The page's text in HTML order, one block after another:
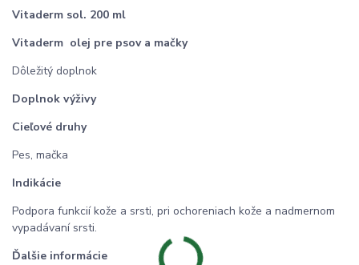
Vitaderm sol. 200 ml
Vitaderm olej pre psov a mačky
Dôležitý doplnok
Doplnok výživy
Cieľové druhy
Pes, mačka
Indikácie
Podpora funkcií kože a srsti, pri ochoreniach kože a nadmernom
vypadávaní srsti.
Ďalšie informácie